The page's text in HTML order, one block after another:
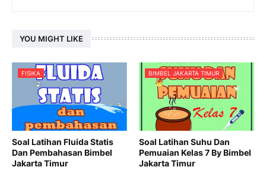
YOU MIGHT LIKE
FISIKA
Soal Latihan Fluida Statis
Dan Pembahasan Bimbel
Jakarta Timur
BIMBEL JAKARTA TIMUR
Soal Latihan Suhu Dan
Pemuaian Kelas 7 By Bimbel
Jakarta Timur